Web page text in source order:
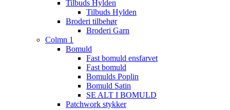
Tilbuds Hylden
Tilbuds Hylden
Broderi tilbehør
Broderi Garn
Colmn 1
Bomuld
Fast bomuld ensfarvet
Fast bomuld
Bomulds Poplin
Bomuld Satin
SE ALT I BOMULD
Patchwork stykker